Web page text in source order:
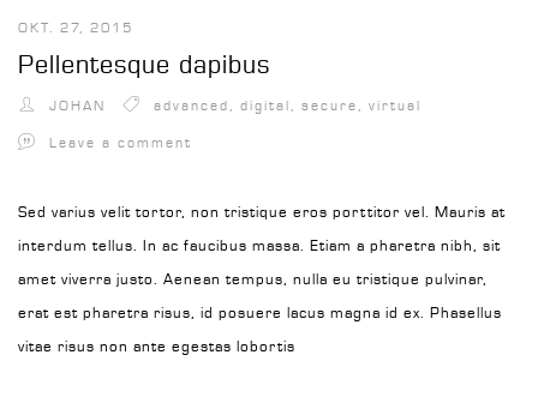
OKT. 27, 2015
Pellentesque dapibus
JOHAN advanced , digital , secure, virtual
Leave a comment
Sed varius velit tortor, non tristique eros porttitor vel. Mauris at
interdum tellus. In ac faucibus massa. Etiam a pharetra nibh, sit
amet viverra justo. Aenean tempus, nulla eu tristique pulvinar,
erat est pharetra risus, id posuere lacus magna id ex. Phasellus
vitae risus non ante egestas lobortis